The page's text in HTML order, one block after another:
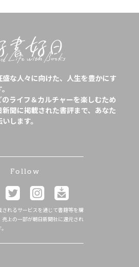
な人々に向けた、人生を豊かにす
ライフ＆カルチャーを楽しむため
聞に掲載された書評まで、あなた
します。
Follow
されるサービスを通じて書籍等を購
売上の一部が朝日新聞社に還元され